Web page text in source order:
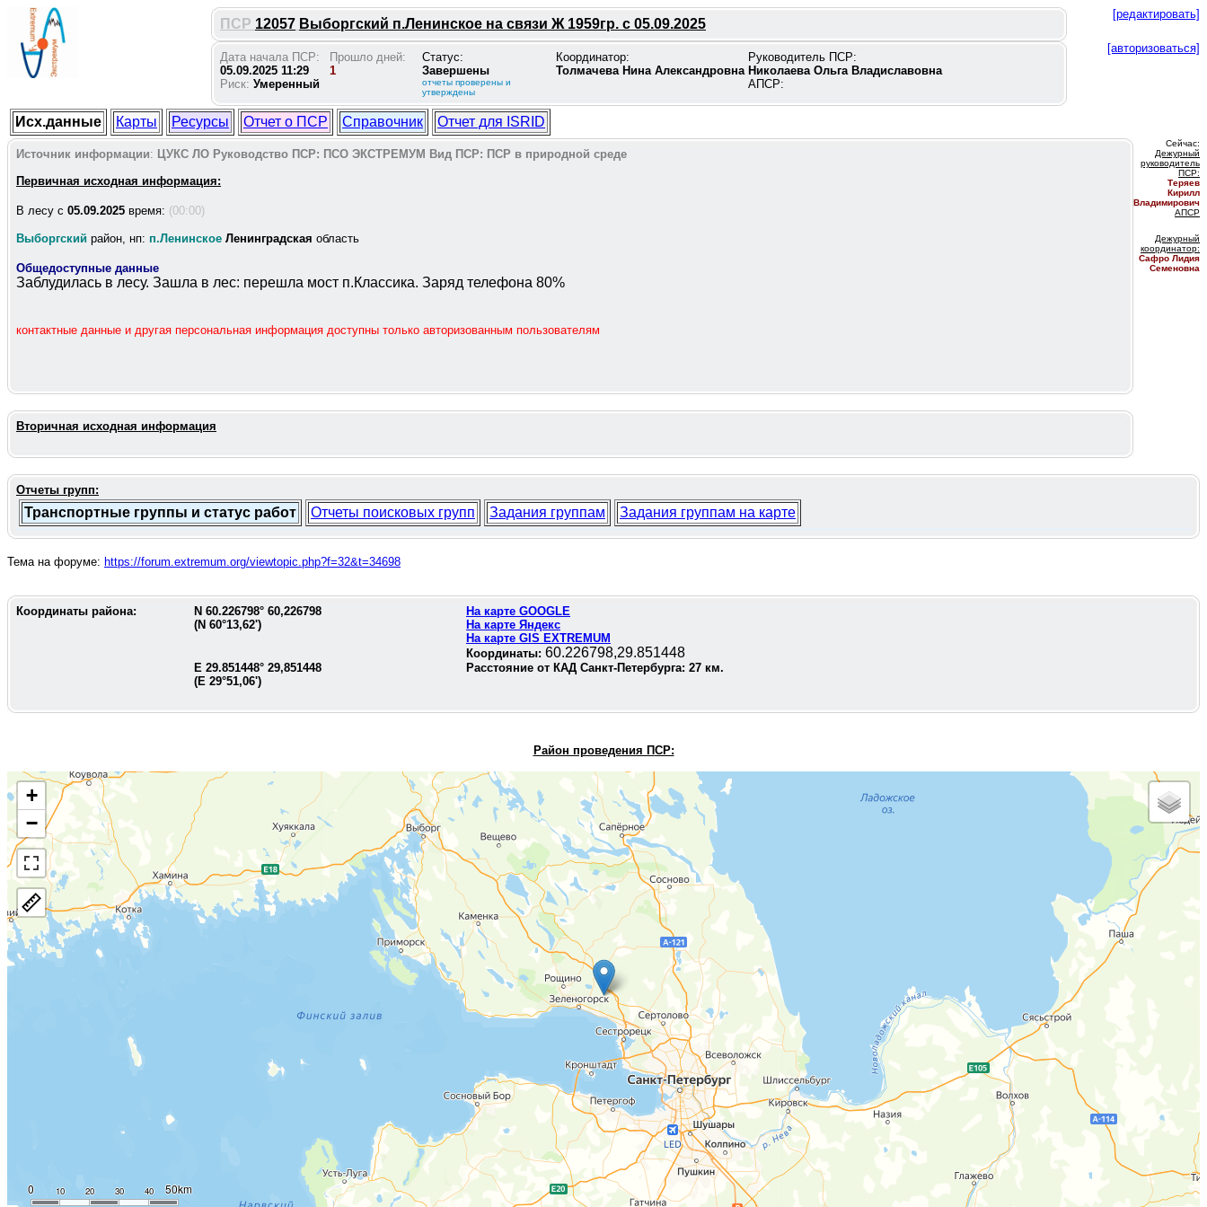
ПСР 12057 Выборгский п.Ленинское на связи Ж 1959гр. с 05.09.2025
[редактировать]
Дата начала ПСР:
05.09.2025 11:29
Риск: Умеренный
Прошло дней:
1
Статус:
Завершены
отчеты проверены и
утверждены
Координатор:
Толмачева Нина Александровна
Руководитель ПСР:
Николаева Ольга Владиславовна
АПСР:
[авторизоваться]
Исх.данные Карты Ресурсы Отчет о ПСР Справочник Отчет для ISRID
Источник информации: ЦУКС ЛО Руководство ПСР: ПСО ЭКСТРЕМУМ Вид ПСР: ПСР в природной среде
Первичная исходная информация:
В лесу c 05.09.2025 время: (00:00)
Выборгский район, нп: п.Ленинское Ленинградская область
Общедоступные данные
Заблудилась в лесу. Зашла в лес: перешла мост п.Классика. Заряд телефона 80%
контактные данные и другая персональная информация доступны только авторизованным пользователям
Сейчас:
Дежурный
руководитель
ПСР:
Теряев
Кирилл
Владимирович
АПСР
Дежурный
координатор:
Сафро Лидия
Семеновна
Вторичная исходная информация
Отчеты групп:
Транспортные группы и статус работ Отчеты поисковых групп Задания группам Задания группам на карте
Тема на форуме: https://forum.extremum.org/viewtopic.php?f=32&t=34698
Координаты района: N 60.226798° 60,226798
(N 60°13,62')
На карте GOOGLE
На карте Яндекс
На карте GIS EXTREMUM
Координаты: 60.226798,29.851448
E 29.851448° 29,851448
(E 29°51,06')
Расстояние от КАД Санкт-Петербурга: 27 км.
Район проведения ПСР:
+
−
10
0 20 30 40 50km